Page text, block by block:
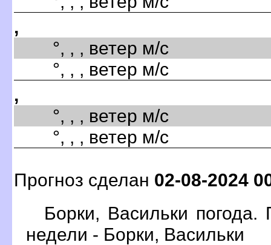
,
°, , , ветер м/с
°, , , ветер м/с
,
°, , , ветер м/с
°, , , ветер м/с
Прогноз сделан 02-08-2024
Борки, Васильки
недели - Борки, Васильки